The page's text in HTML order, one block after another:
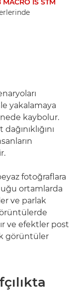
yakalamaya
kaybolur.
fotoğraflara
ortamlarda
ve parlak
ve efektler post
görüntüler